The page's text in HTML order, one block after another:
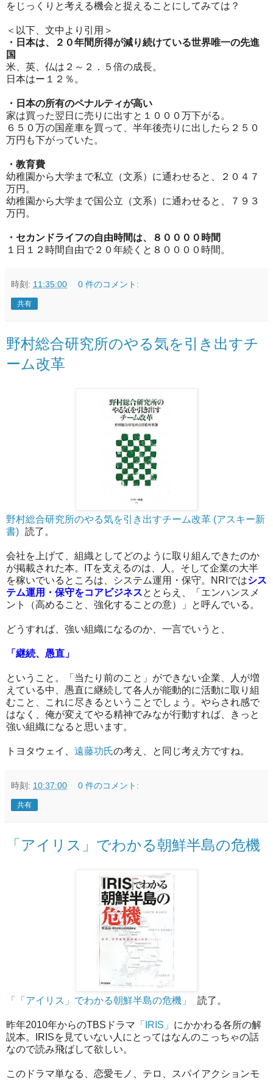
をじっくりと考える機会と捉えることにしてみては？
＜以下、文中より引用＞
・日本は、２０年間所得が減り続けている世界唯一の先進
国
米、英、仏は２～２．５倍の成長。
日本はー１２％。
・日本の所有のペナルティが高い
家は買った翌日に売りに出すと１０００万下がる。
６５０万の国産車を買って、半年後売りに出したら２５０
万円も下がっていた。
・教育費
幼稚園から大学まで私立（文系）に通わせると、２０４７
万円。
幼稚園から大学まで国公立（文系）に通わせると、７９３
万円。
・セカンドライフの自由時間は、８００００時間
１日１２時間自由で２０年続くと８００００時間。
時刻: 11:35:00 0 件のコメント:
共有
野村総合研究所のやる気を引き出すチ
ーム改革
野村総合研究所のやる気を引き出すチーム改革 (アスキー新
書) 読了。
会社を上げて、組織としてどのように取り組んできたのか
が掲載された本。ITを支えるのは、人。そして企業の大半
を稼いでいるところは、システム運用・保守。NRIではシス
テム運用・保守をコアビジネスととらえ、「エンハンスメ
ント（高めること、強化することの意）」と呼んでいる。
どうすれば、強い組織になるのか、一言でいうと、
「継続、愚直」
ということ。「当たり前のこと」ができない企業、人が増
えている中、愚直に継続して各人が能動的に活動に取り組
むこと、これに尽きるということでしょう。やらされ感で
はなく、俺が変えてやる精神でみなが行動すれば、きっと
強い組織になると思います。
トヨタウェイ、 遠藤功氏の考え、と同じ考え方ですね。
時刻: 10:37:00 0 件のコメント:
共有
「アイリス」でわかる朝鮮半島の危機
「「アイリス」でわかる朝鮮半島の危機」 読了。
昨年2010年からのTBSドラマ 「IRIS」 にかかわる各所の解
説本。IRISを見ていない人にとってはなんのこっちゃの話
なので読み飛ばして欲しい。
このドラマ単なる、恋愛モノ、テロ、スパイアクションモ